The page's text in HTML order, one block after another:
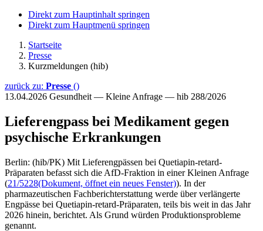
Direkt zum Hauptinhalt springen
Direkt zum Hauptmenü springen
Startseite
Presse
Kurzmeldungen (hib)
zurück zu: Presse ()
13.04.2026 Gesundheit — Kleine Anfrage — hib 288/2026
Lieferengpass bei Medikament gegen
psychische Erkrankungen
Berlin: (hib/PK) Mit Lieferengpässen bei Quetiapin-retard-
Präparaten befasst sich die AfD-Fraktion in einer Kleinen Anfrage
(21/5228(Dokument, öffnet ein neues Fenster)). In der
pharmazeutischen Fachberichterstattung werde über verlängerte
Engpässe bei Quetiapin-retard-Präparaten, teils bis weit in das Jahr
2026 hinein, berichtet. Als Grund würden Produktionsprobleme
genannt.